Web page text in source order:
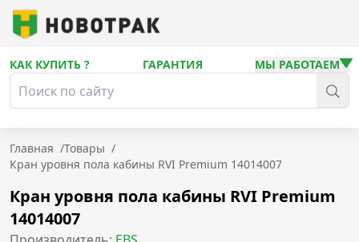
КАК КУПИТЬ ? ГАРАНТИЯ МЫ РАБОТАЕМ
Главная /Товары /
Кран уровня пола кабины RVI Premium 14014007
Кран уровня пола кабины RVI Premium
14014007